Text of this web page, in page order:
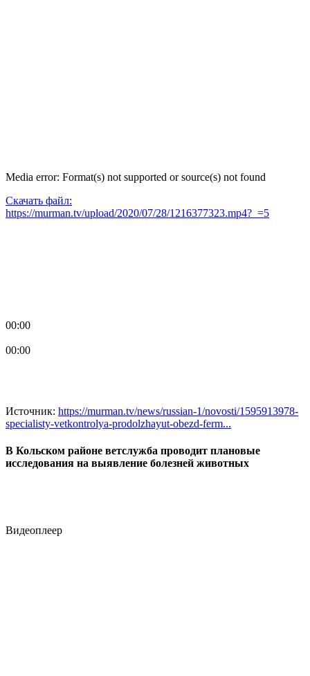
Media error: Format(s) not supported or source(s) not found
Скачать файл:
https://murman.tv/upload/2020/07/28/1216377323.mp4?_=5
00:00
00:00
Источник: https://murman.tv/news/russian-1/novosti/1595913978-
specialisty-vetkontrolya-prodolzhayut-obezd-ferm...
В Кольском районе ветслужба проводит плановые
исследования на выявление болезней животных
Видеоплеер